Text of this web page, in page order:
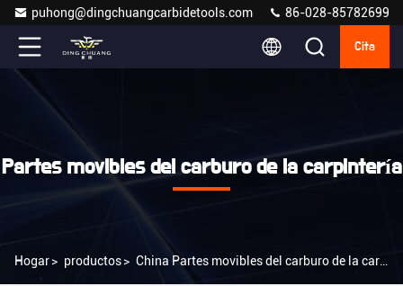
puhong@dingchuangcarbidetools.com 86-028-85782699
Cita
Partes movibles del carburo de la carpintería
Hogar> productos> China Partes movibles del carburo de la carpintería